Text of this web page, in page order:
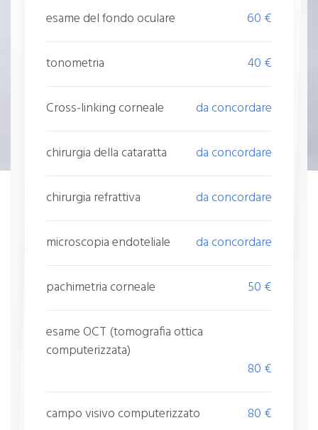
esame del fondo oculare 60 €
tonometria 40 €
Cross-linking corneale da concordare
chirurgia della cataratta da concordare
chirurgia refrattiva da concordare
microscopia endoteliale da concordare
pachimetria corneale 50 €
esame OCT (tomografia ottica
computerizzata)
80 €
campo visivo computerizzato 80 €